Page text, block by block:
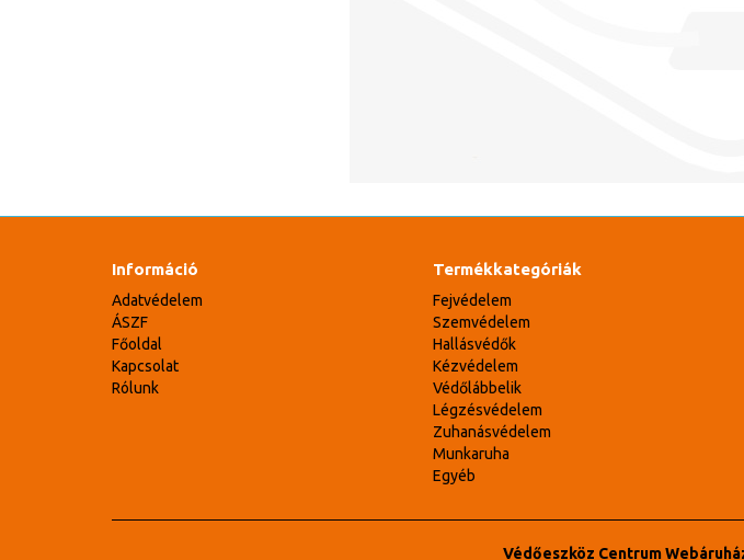
Információ
Adatvédelem
ÁSZF
Főoldal
Kapcsolat
Rólunk
Termékkategóriák
Fejvédelem
Szemvédelem
Hallásvédők
Kézvédelem
Védőlábbelik
Légzésvédelem
Zuhanásvédelem
Munkaruha
Egyéb
Védőeszköz Centrum